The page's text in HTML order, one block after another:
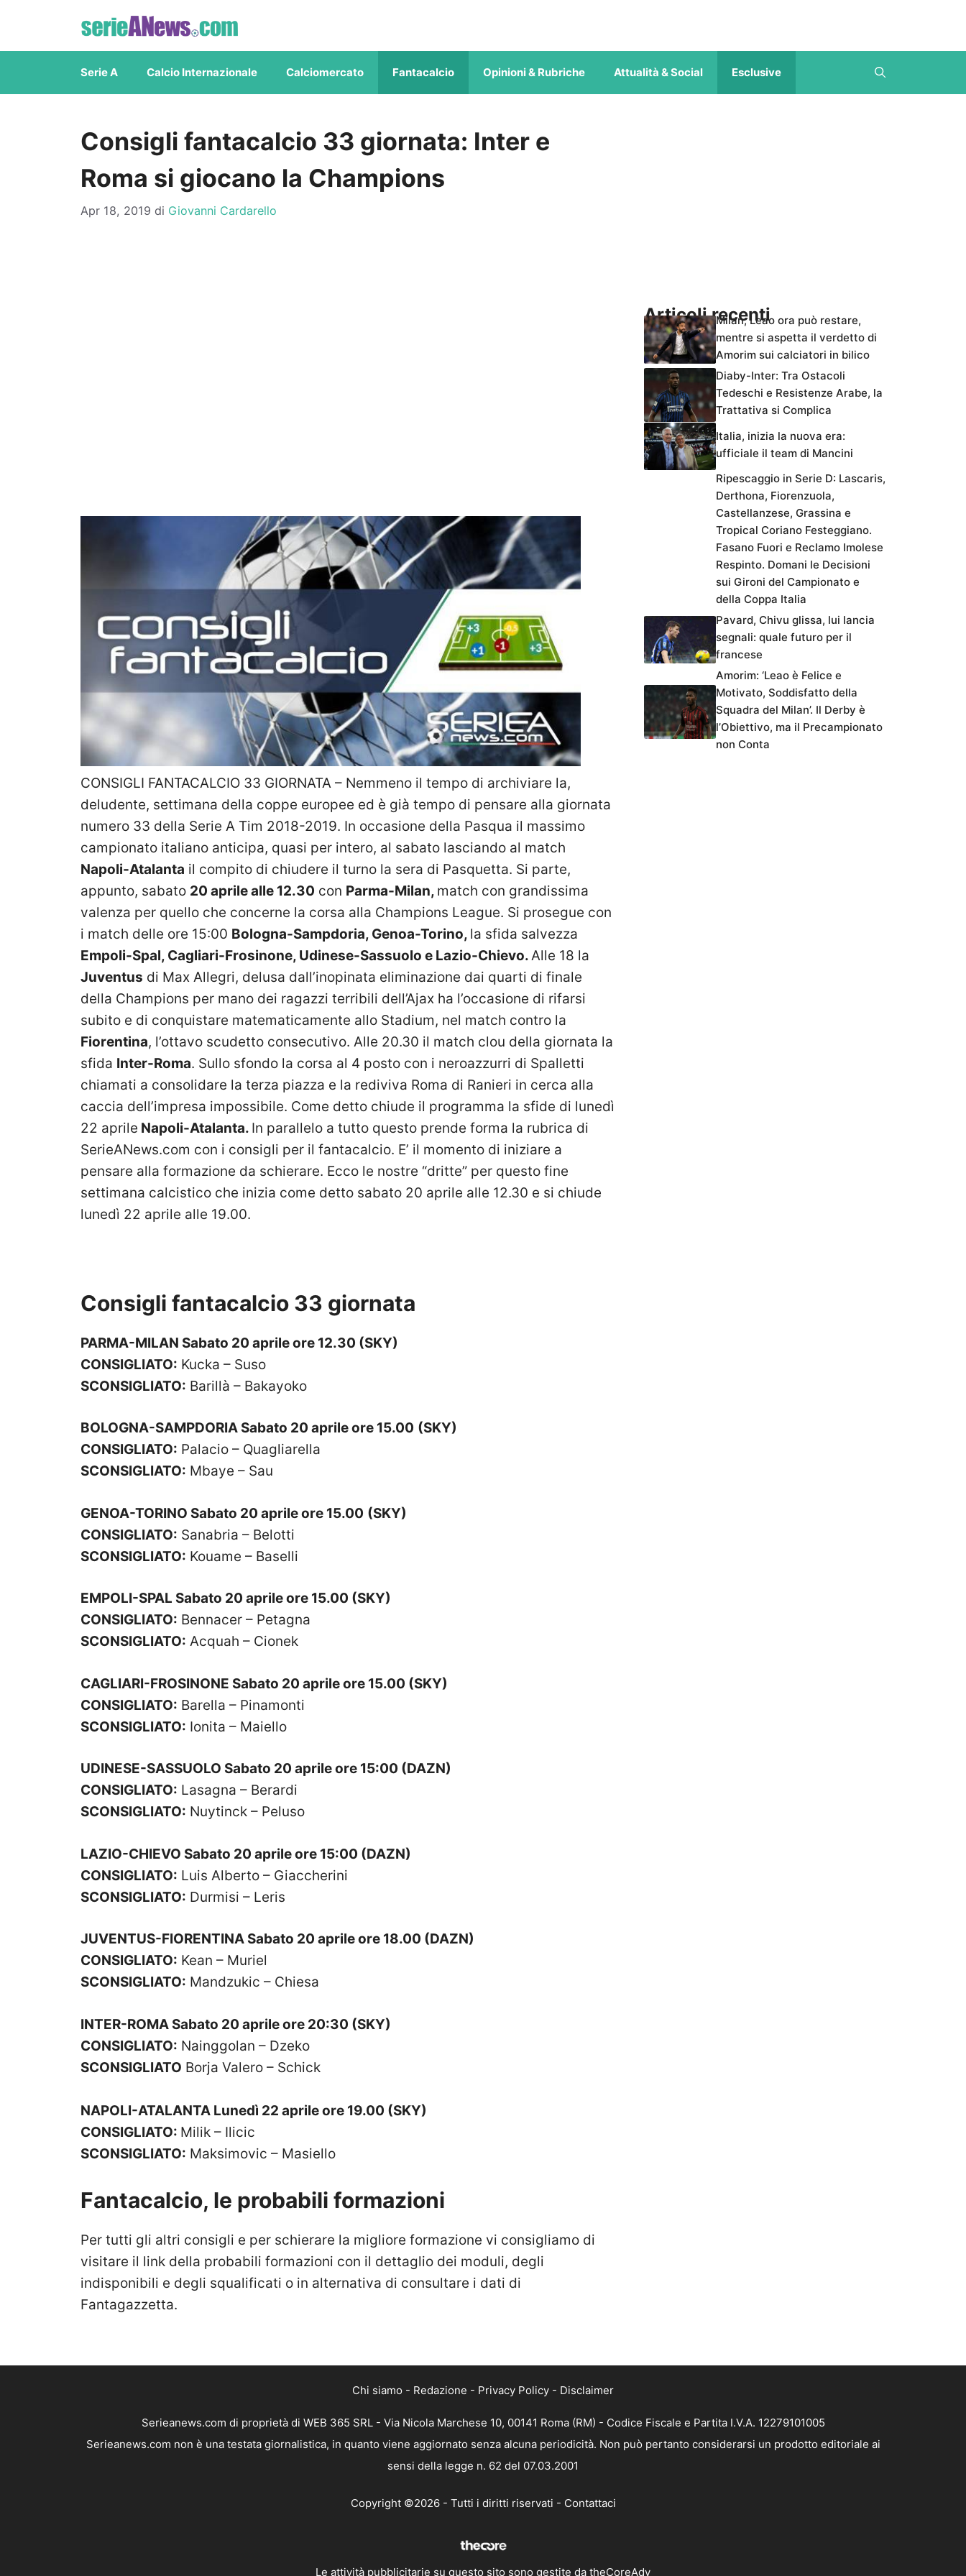
contenuto
Serie A Calcio Internazionale Calciomercato Fantacalcio Opinioni & Rubriche Attualità & Social Esclusive
Consigli fantacalcio 33 giornata: Inter e
Roma si giocano la Champions
Apr 18, 2019 di Giovanni Cardarello
CONSIGLI FANTACALCIO 33 GIORNATA – Nemmeno il tempo di archiviare la,
deludente, settimana della coppe europee ed è già tempo di pensare alla giornata
numero 33 della Serie A Tim 2018-2019. In occasione della Pasqua il massimo
campionato italiano anticipa, quasi per intero, al sabato lasciando al match
Napoli-Atalanta il compito di chiudere il turno la sera di Pasquetta. Si parte,
appunto, sabato 20 aprile alle 12.30 con Parma-Milan, match con grandissima
valenza per quello che concerne la corsa alla Champions League. Si prosegue con
i match delle ore 15:00 Bologna-Sampdoria, Genoa-Torino, la sfida salvezza
Empoli-Spal, Cagliari-Frosinone, Udinese-Sassuolo e Lazio-Chievo.Alle 18 la
Juventus di Max Allegri, delusa dall’inopinata eliminazione dai quarti di finale
della Champions per mano dei ragazzi terribili dell’Ajax ha l’occasione di rifarsi
subito e di conquistare matematicamente allo Stadium, nel match contro la
Fiorentina, l’ottavo scudetto consecutivo. Alle 20.30 il match clou della giornata la
sfida Inter-Roma. Sullo sfondo la corsa al 4 posto con i neroazzurri di Spalletti
chiamati a consolidare la terza piazza e la rediviva Roma di Ranieri in cerca alla
caccia dell’impresa impossibile. Come detto chiude il programma la sfide di lunedì
22 aprile Napoli-Atalanta. In parallelo a tutto questo prende forma la rubrica di
SerieANews.com con i consigli per il fantacalcio. E’ il momento di iniziare a
pensare alla formazione da schierare. Ecco le nostre “dritte” per questo fine
settimana calcistico che inizia come detto sabato 20 aprile alle 12.30 e si chiude
lunedì 22 aprile alle 19.00.
Consigli fantacalcio 33 giornata
PARMA-MILAN Sabato 20 aprile ore 12.30 (SKY)
CONSIGLIATO: Kucka – Suso
SCONSIGLIATO: Barillà – Bakayoko
BOLOGNA-SAMPDORIA Sabato 20 aprile ore 15.00 (SKY)
CONSIGLIATO: Palacio – Quagliarella
SCONSIGLIATO: Mbaye – Sau
GENOA-TORINO Sabato 20 aprile ore 15.00 (SKY)
CONSIGLIATO: Sanabria – Belotti
SCONSIGLIATO: Kouame – Baselli
EMPOLI-SPAL Sabato 20 aprile ore 15.00 (SKY)
CONSIGLIATO: Bennacer – Petagna
SCONSIGLIATO: Acquah – Cionek
CAGLIARI-FROSINONE Sabato 20 aprile ore 15.00 (SKY)
CONSIGLIATO: Barella – Pinamonti
SCONSIGLIATO: Ionita – Maiello
UDINESE-SASSUOLO Sabato 20 aprile ore 15:00 (DAZN)
CONSIGLIATO: Lasagna – Berardi
SCONSIGLIATO: Nuytinck – Peluso
LAZIO-CHIEVO Sabato 20 aprile ore 15:00 (DAZN)
CONSIGLIATO: Luis Alberto – Giaccherini
SCONSIGLIATO: Durmisi – Leris
JUVENTUS-FIORENTINA Sabato 20 aprile ore 18.00 (DAZN)
CONSIGLIATO: Kean – Muriel
SCONSIGLIATO: Mandzukic – Chiesa
INTER-ROMA Sabato 20 aprile ore 20:30 (SKY)
CONSIGLIATO: Nainggolan – Dzeko
SCONSIGLIATO Borja Valero – Schick
NAPOLI-ATALANTA Lunedì 22 aprile ore 19.00 (SKY)
CONSIGLIATO: Milik – Ilicic
SCONSIGLIATO: Maksimovic – Masiello
Fantacalcio, le probabili formazioni
Per tutti gli altri consigli e per schierare la migliore formazione vi consigliamo di
visitare il link della probabili formazioni con il dettaglio dei moduli, degli
indisponibili e degli squalificati o in alternativa di consultare i dati di
Fantagazzetta.
Articoli recentiMilan, Leao ora può restare,
mentre si aspetta il verdetto di
Amorim sui calciatori in bilico
Diaby-Inter: Tra Ostacoli
Tedeschi e Resistenze Arabe, la
Trattativa si Complica
Italia, inizia la nuova era:
ufficiale il team di Mancini
Ripescaggio in Serie D: Lascaris,
Derthona, Fiorenzuola,
Castellanzese, Grassina e
Tropical Coriano Festeggiano.
Fasano Fuori e Reclamo Imolese
Respinto. Domani le Decisioni
sui Gironi del Campionato e
della Coppa Italia
Pavard, Chivu glissa, lui lancia
segnali: quale futuro per il
francese
Amorim: ‘Leao è Felice e
Motivato, Soddisfatto della
Squadra del Milan’. Il Derby è
l’Obiettivo, ma il Precampionato
non Conta
Chi siamo - Redazione - Privacy Policy - Disclaimer
Serieanews.com di proprietà di WEB 365 SRL - Via Nicola Marchese 10, 00141 Roma (RM) - Codice Fiscale e Partita I.V.A. 12279101005
Serieanews.com non è una testata giornalistica, in quanto viene aggiornato senza alcuna periodicità. Non può pertanto considerarsi un prodotto editoriale ai
sensi della legge n. 62 del 07.03.2001
Copyright ©2026 - Tutti i diritti riservati - Contattaci
Le attività pubblicitarie su questo sito sono gestite da theCoreAdv